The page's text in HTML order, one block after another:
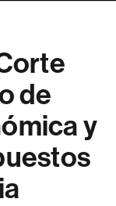
de
y